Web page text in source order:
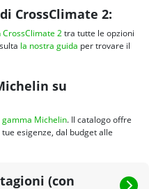
CrossClimate 2:
CrossClimate 2tra tutte le opzioni
la nostra guida per trovare il
su
gamma Michelin. Il catalogo offre
esigenze, dal budget alle
(con